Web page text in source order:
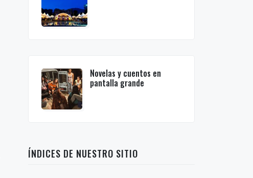
Novelas y cuentos en
pantalla grande
ÍNDICES DE NUESTRO SITIO